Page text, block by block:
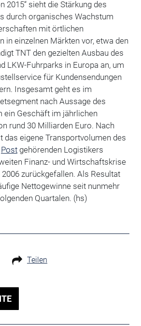
2015“ sieht die Stärkung des
durch organisches Wachstum
mit örtlichen
in einzelnen Märkten vor, etwa den
TNT den gezielten Ausbau des
LKW-Fuhrparks in Europa an, um
für Kundensendungen
Insgesamt geht es im
nach Aussage des
ein Geschäft im jährlichen
rund 30 Milliarden Euro. Nach
das eigene Transportvolumen des
Postgehörenden Logistikers
Finanz- und Wirtschaftskrise
zurückgefallen. Als Resultat
Nettogewinne seit nunmehr
Quartalen. (hs)
Teilen